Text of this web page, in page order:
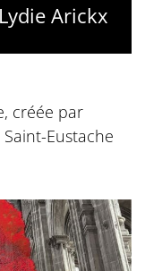
Arickx
créée par
Eustache